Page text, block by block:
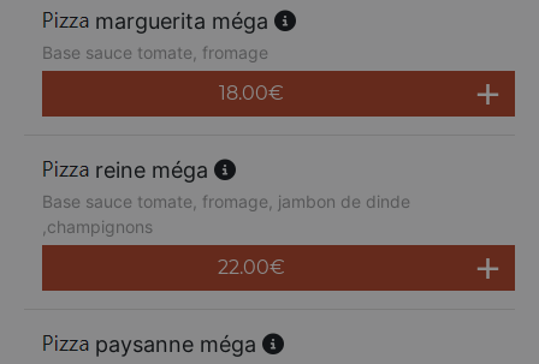
marguerita méga
Base sauce tomate, fromage
18.00€
reine méga
Base sauce tomate, fromage, jambon de dinde
,champignons
22.00€
paysanne méga